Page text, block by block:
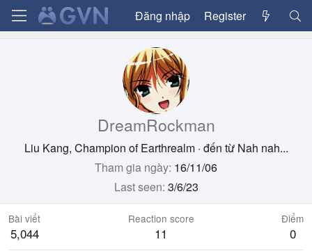
Đăng nhập Register
DreamRockman
Liu Kang, Champion of Earthrealm · đến từ Nah nah...
Tham gia ngày 16/11/06
Last seen 3/6/23
Bài viết
5,044
Reaction score
11
Điểm
0